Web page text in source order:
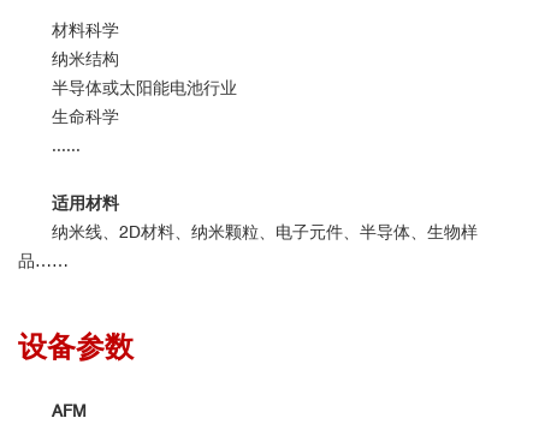
材料科学
纳米结构
半导体或太阳能电池行业
生命科学
......
适用材料
纳米线、 2D材料、 纳米颗粒、 电子元件、 半导体、 生物样
品……
设备参数
AFM